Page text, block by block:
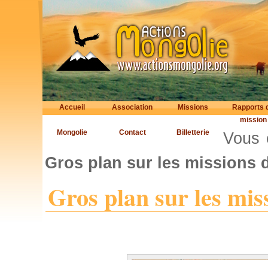
Accueil Association Missions
Rapports
mission
Mongolie
Contact Billetterie
Gros plan sur les missions
Gros plan sur les